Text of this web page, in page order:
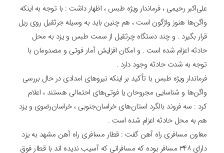
علی‌اکبر رحیمی ، فرماندار ویژه طبس ، اظهار داشت : با توجه به اینکه
واگن‌ها هنوز واژگون است ، هم چنین باید به وسیله جرثقیل روی ریل
قرار بگیرد . و چند دستگاه چرثقیل از سمت طبس و یزد به محل
حادثه اعزام شده است . و امکان افزایش آمار فوتی و مصدومان با
توجه به شدت حادثه وجود دارد .
فرماندار ویژه طبس با تأکید بر اینکه نیرو‌های امدادی در حال بررسی
واگن‌ها و شناسایی مجروحان یا فوتی‌های احتمالی هستند ، اعلام
کرد : سه فروند بالگرد استان‌های خراسان‌جنوبی ، خراسان‌رضوی و یزد
هم به محل حادثه اعزام شده است .
معاون مسافری راه آهن گفت : قطار مسافری راه آهن مشهد به یزد
دارای ۳۴۸ مسافر بوده که مسافرانی که آسیب ندیده اند با قطار فوق